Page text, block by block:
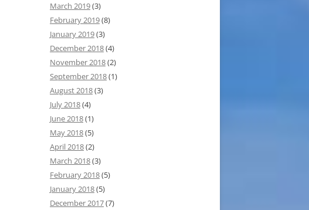
March 2019(3)
February 2019(8)
January 2019(3)
December 2018(4)
November 2018(2)
September 2018(1)
August 2018(3)
July 2018(4)
June 2018(1)
May 2018(5)
April 2018(2)
March 2018(3)
February 2018(5)
January 2018(5)
December 2017(7)